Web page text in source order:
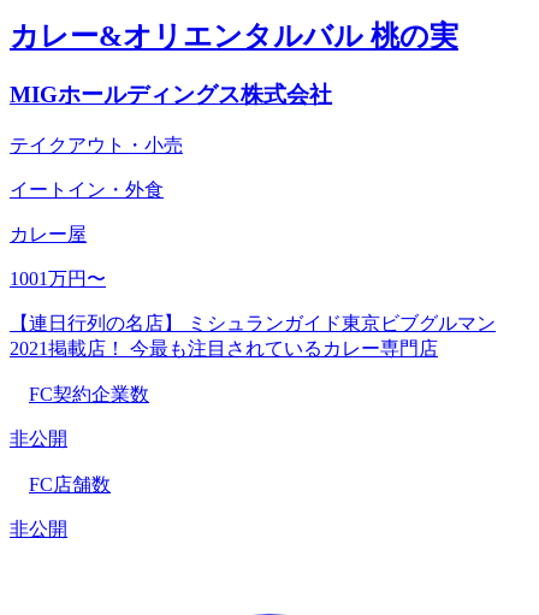
カレー&オリエンタルバル 桃の実
MIGホールディングス株式会社
テイクアウト・小売
イートイン・外食
カレー屋
1001万円〜
【連日行列の名店】 ミシュランガイド東京ビブグルマン
2021掲載店！ 今最も注目されているカレー専門店
FC契約企業数
非公開
FC店舗数
非公開